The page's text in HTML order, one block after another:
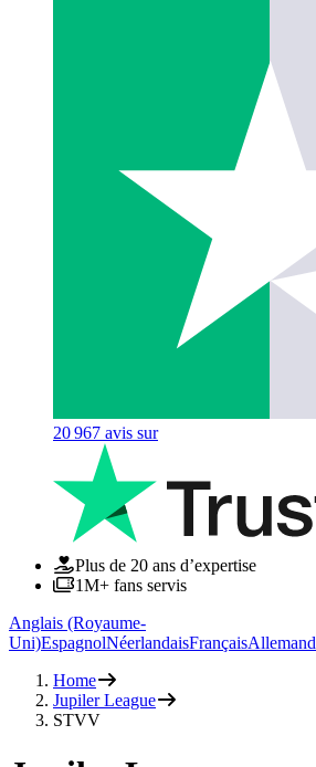
20 967 avis sur
Plus de 20 ans d’expertise
1M+ fans servis
Anglais (Royaume-
Uni)EspagnolNéerlandaisFrançaisAllemand
Home
Jupiler League
STVV